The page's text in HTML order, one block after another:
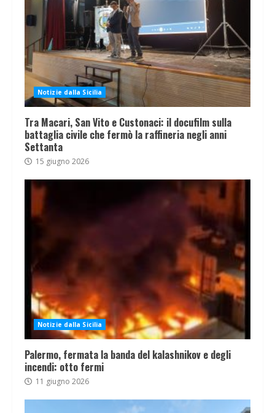
Notizie dalla Sicilia
Tra Macari, San Vito e Custonaci: il docufilm sulla
battaglia civile che fermò la raffineria negli anni
Settanta
15 giugno 2026
Notizie dalla Sicilia
Palermo, fermata la banda del kalashnikov e degli
incendi: otto fermi
11 giugno 2026